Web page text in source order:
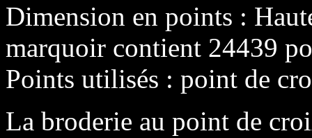
Dimension en points :
marquoir contient 24439
Points utilisés : point de
La broderie au point de